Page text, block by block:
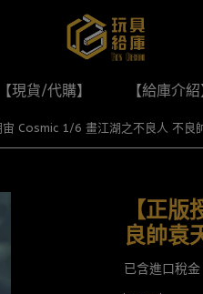
【現貨/代購】 【給庫介紹
宙 Cosmic 1/6 畫江湖之不良人 不良
【正
良帥袁
已含進口稅